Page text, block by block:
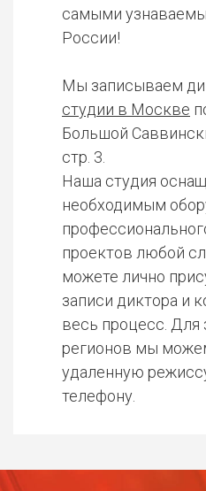
самыми
России!
Мы записываем
студии в Москве
Большой
стр. 3.
Наша студия
необходимым
проектов любой
можете лично
записи диктора и
весь процесс. Для
регионов мы
удаленную
телефону.